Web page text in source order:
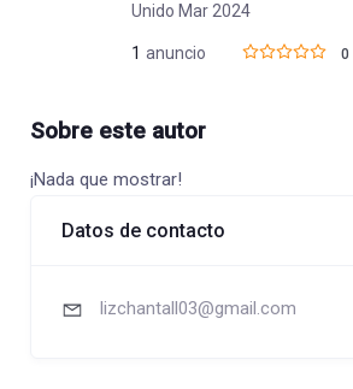
Unido Mar 2024
1 anuncio 0
Sobre este autor
¡Nada que mostrar!
Datos de contacto
lizchantall03@gmail.com